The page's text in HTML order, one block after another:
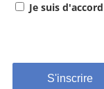
Je suis d'accord